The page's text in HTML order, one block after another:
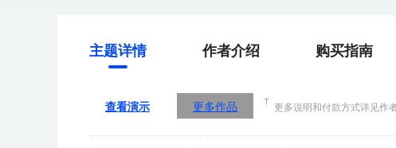
主题详情 作者介绍 购买指南
查看演示 更多作品 ↑ 更多说明和付款方式详见作